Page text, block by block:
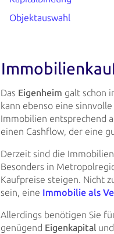
Objektauswahl
Das Eigenheim galt schon
kann ebenso eine sinnvolle
Immobilien entsprechend
einen Cashflow, der eine
Derzeit sind die
Besonders in
Kaufpreise steigen. Nicht
sein, eine Immobilie als
Allerdings benötigen Sie
genügend Eigenkapital und